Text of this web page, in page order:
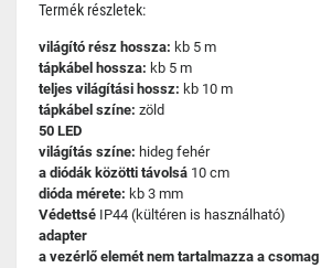
Termék részletek:
világító rész hossza: kb 5 m
tápkábel hossza: kb 5 m
teljes világítási hossz: kb 10 m
tápkábel színe: zöld
50 LED
világítás színe: hideg fehér
a diódák közötti távolsá 10 cm
dióda mérete: kb 3 mm
Védettsé IP44 (kültéren is használható)
adapter
a vezérlő elemét nem tartalmazza a csomag